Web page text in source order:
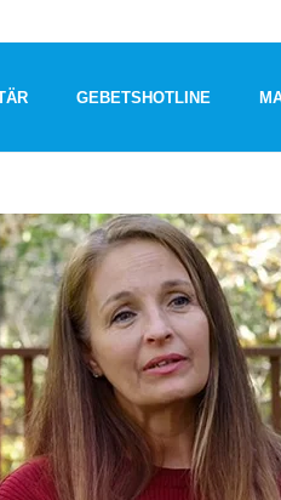
GEBETSHOTLINE